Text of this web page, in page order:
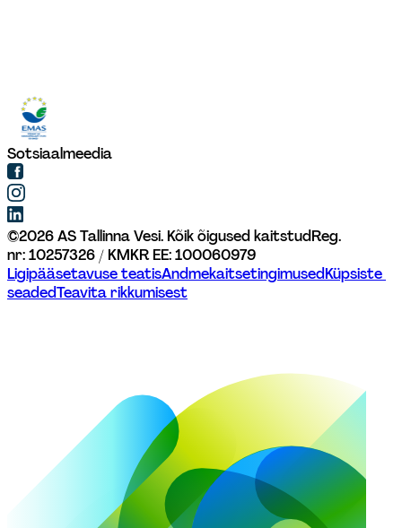
Sotsiaalmeedia
©2026AS Tallinna Vesi. Kõik õigused kaitstudReg.
nr: 10257326 / KMKR EE: 100060979
Ligipääsetavuse teatisAndmekaitsetingimusedKüpsiste
seadedTeavita rikkumisest